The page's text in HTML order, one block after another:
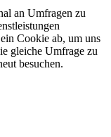
an Umfragen zu
Cookie ab, um uns
gleiche Umfrage zu
besuchen.